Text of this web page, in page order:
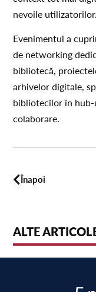
nevoile utilizatorilor.
Evenimentul a
de networking
bibliotecă,
arhivelor digitale,
bibliotecilor în hub-
colaborare.
Înapoi
ALTE